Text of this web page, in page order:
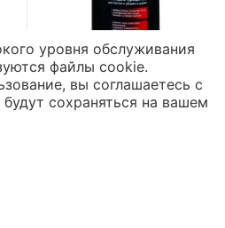
Жидкое мыло для
полов «Aromika» 72%
Морская свежесть
уровня обслуживания
файлы cookie.
вы соглашаетесь с
сохраняться на вашем